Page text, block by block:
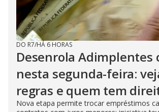
DO R7/HÁ 6 HORAS
Desenrola Adimplentes
nesta segunda-feira:
regras e quem tem
Nova etapa permite trocar empréstimos